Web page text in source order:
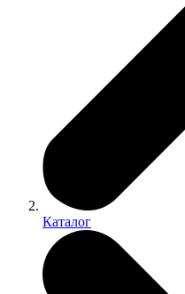
Каталог